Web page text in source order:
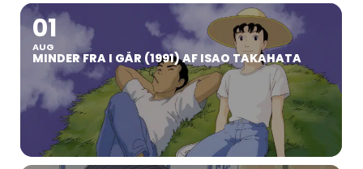
01
AUG
MINDER FRA I GÅR (1991) AF ISAO TAKAHATA